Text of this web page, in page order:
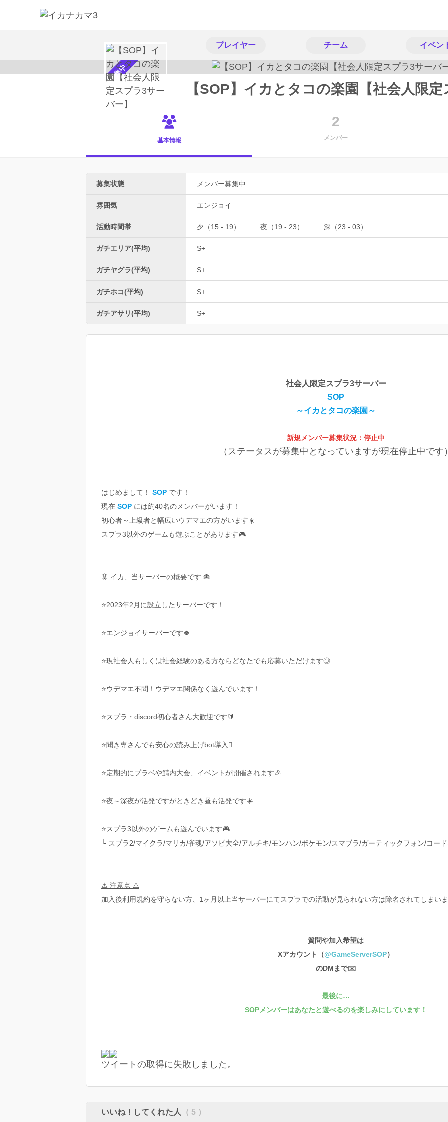
プレイヤー チーム イベン
メンバー募集中 【SOP】イカとタコの楽園【社会人限
基本情報
2
メンバー
募集状態 メンバー募集中
雰囲気 エンジョイ
活動時間帯 夕（15 - 19） 夜（19 - 23） 深（23 - 03）
ガチエリア(平均) S+
ガチヤグラ(平均) S+
ガチホコ(平均) S+
ガチアサリ(平均) S+
社会人限定スプラ3サーバー
SOP
～イカとタコの楽園～
新規メンバー募集状況：停止中
（ステータスが募集中となっていますが現在停止中です
はじめまして！ SOP です！
現在 SOP には約40名のメンバーがいます！
初心者～上級者と幅広いウデマエの方がいます☀️
スプラ3以外のゲームも遊ぶことがあります🎮
🦑 イカ、当サーバーの概要です 🐙
⭐️2023年2月に設立したサーバーです！
⭐️エンジョイサーバーです🍀
⭐️現社会人もしくは社会経験のある方ならどなたでも応募いただけます◎
⭐️ウデマエ不問！ウデマエ関係なく遊んでいます！
⭐️スプラ・discord初心者さん大歓迎です🔰
⭐️聞き専さんでも安心の読み上げbot導入🪏
⭐️定期的にプラベや鯖内大会、イベントが開催されます🎉
⭐️夜～深夜が活発ですがときどき昼も活発です☀️
⭐️スプラ3以外のゲームも遊んでいます🎮
└ スプラ2/マイクラ/マリカ/雀魂/アソビ大全/アルチキ/モンハン/ポケモン/スマブラ/ガーティックフォン/コー
⚠️ 注意点 ⚠️
加入後利用規約を守らない方、1ヶ月以上当サーバーにてスプラでの活動が見られない方は除名されてしまいま
質問や加入希望は
Xアカウント（@GameServerSOP）
のDMまで✉️
最後に…
SOPメンバーはあなたと遊べるのを楽しみにしています！
ツイートの取得に失敗しました。
いいね！してくれた人 （ 5 ）